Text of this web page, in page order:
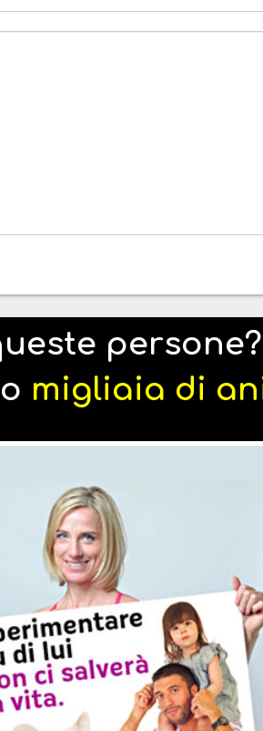
migliaia di